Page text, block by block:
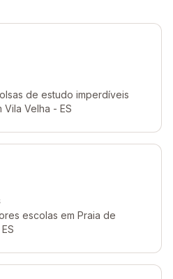
de estudo imperdíveis
Vila Velha - ES
escolas em Praia de